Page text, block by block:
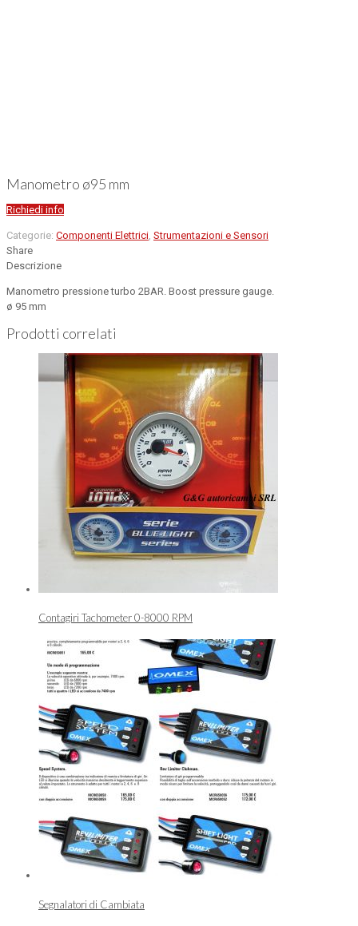
Manometro ø95 mm
Richiedi info
Categorie: Componenti Elettrici Strumentazioni e Sensori
Share
Descrizione
Manometro pressione turbo 2BAR. Boost pressure gauge.
ø 95 mm
Prodotti correlati
Contagiri Tachometer 0-8000 RPM
Segnalatori di Cambiata